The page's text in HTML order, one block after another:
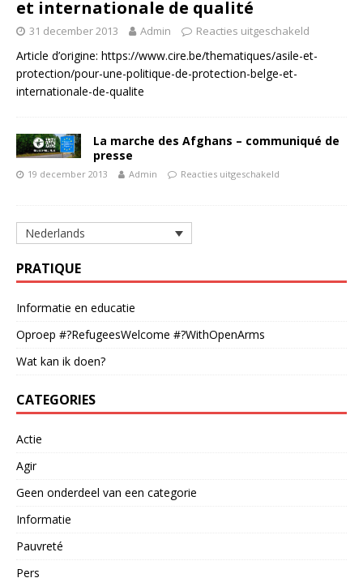
et internationale de qualité
31 december 2013 Admin Reacties uitgeschakeld
Article d’origine: https://www.cire.be/thematiques/asile-et-
protection/pour-une-politique-de-protection-belge-et-
internationale-de-qualite
La marche des Afghans – communiqué de
presse
19 december 2013 Admin Reacties uitgeschakeld
Nederlands
PRATIQUE
Informatie en educatie
Oproep #?RefugeesWelcome #?WithOpenArms
Wat kan ik doen?
CATEGORIES
Actie
Agir
Geen onderdeel van een categorie
Informatie
Pauvreté
Pers